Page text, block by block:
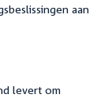
aan
levert om